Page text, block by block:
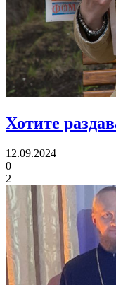
Хотите
12.09.2024
0
2